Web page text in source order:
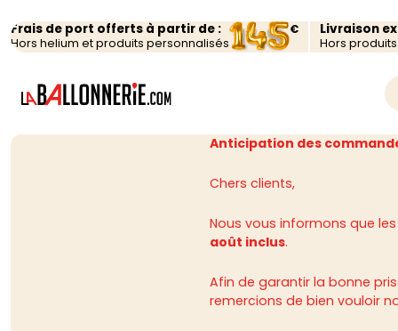
Frais de port offerts à partir de :
Hors helium et produits personnalisés
€ Livraison
Hors
Anticipation des
Chers clients,
Nous vous informons que
août inclus.
Afin de garantir la bonne
remercions de bien vouloir